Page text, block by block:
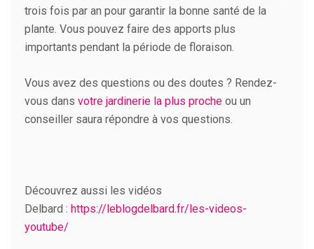
trois fois par an pour garantir la bonne santé de la
plante. Vous pouvez faire des apports plus
importants pendant la période de floraison.
Vous avez des questions ou des doutes ? Rendez-
vous dans votre jardinerie la plus proche ou un
conseiller saura répondre à vos questions.
Découvrez aussi les vidéos
Delbard : https://leblogdelbard.fr/les-videos-
youtube/